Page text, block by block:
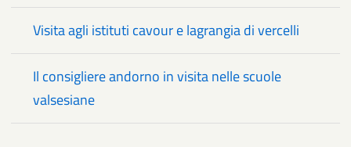
Visita agli istituti cavour e lagrangia di vercelli
Il consigliere andorno in visita nelle scuole
valsesiane